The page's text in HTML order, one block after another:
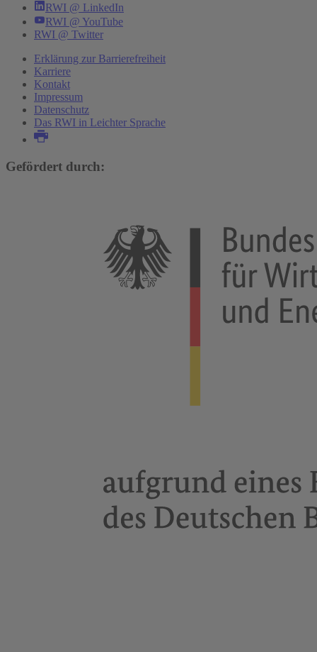
RWI @ LinkedIn
RWI @ YouTube
RWI @ Twitter
Erklärung zur Barrierefreiheit
Karriere
Kontakt
Impressum
Datenschutz
Das RWI in Leichter Sprache
Gefördert durch: